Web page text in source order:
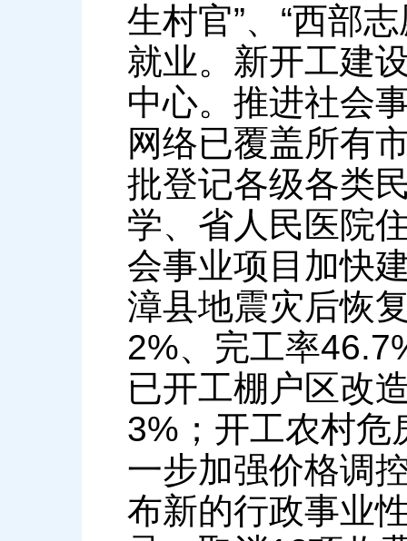
生村官”、“西部
就业。新开工建
中心。推进社会
网络已覆盖所有
批登记各级各类
学、省人民医院
会事业项目加快
漳县地震灾后恢
2%、完工率
已开工棚户区改
3%；开工农村危
一步加强价格调
布新的行政事业